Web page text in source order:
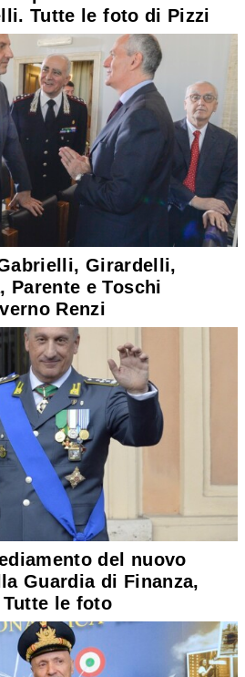
Tutte le foto di Pizzi
Girardelli,
Parente e Toschi
Renzi
del nuovo
Guardia di Finanza,
le foto